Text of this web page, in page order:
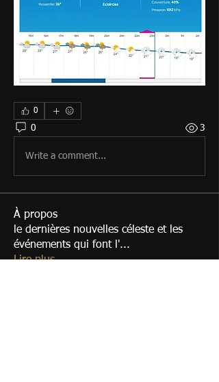
0
0 3
Write a comment...
À propos
le dernières nouvelles céleste et les
événements qui font l'...
Lire plus